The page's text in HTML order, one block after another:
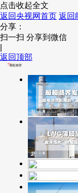
点击收起全文
返回央视网首页 返回
分享：
扫一扫 分享到微信
返回顶部
精彩推荐